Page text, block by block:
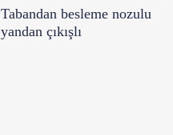
Tabandan besleme nozulu
yandan çıkışlı